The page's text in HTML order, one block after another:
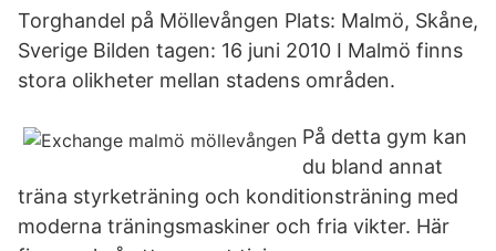
Torghandel på Möllevången Plats: Malmö, Skåne,
Sverige Bilden tagen: 16 juni 2010 I Malmö finns
stora olikheter mellan stadens områden.
På detta gym kan
du bland annat
träna styrketräning och konditionsträning med
moderna träningsmaskiner och fria vikter. Här